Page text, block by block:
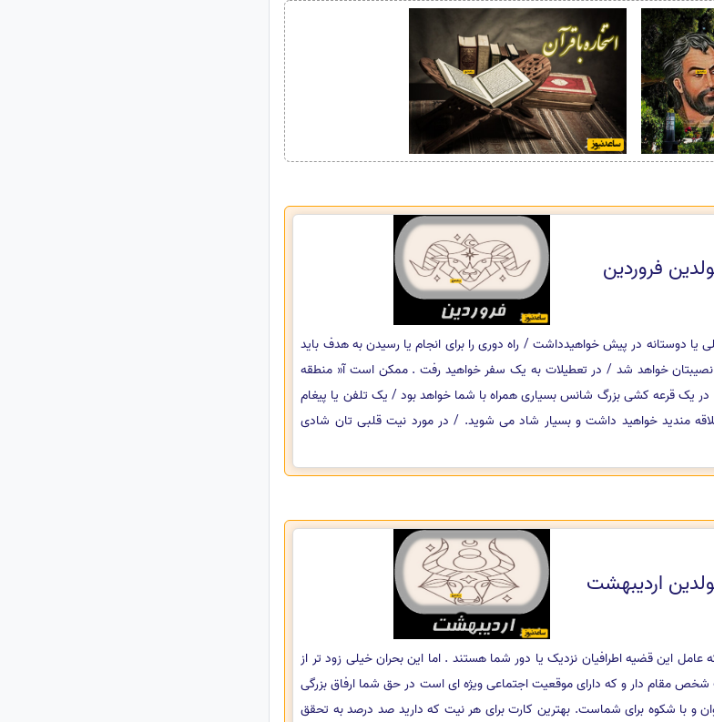
فروردین
دوستانه در پیش خواهیدداشت / راه دوری را برای انجام یا رسیدن به هدف باید
خواهد شد / در تعطیلات به یک سفر خواهید رفت . ممکن است آ« منطقه
یک قرعه کشی بزرگ شانس بسیاری همراه با شما خواهد بود / یک تلفن یا پیغام
مندید خواهید داشت و بسیار شاد می شوید. / در مورد نیت قلبی تان شادی
اردیبهشت
این قضیه اطرافیان نزدیک یا دور شما هستند . اما این بحران خیلی زود تر از
مقام دار و که دارای موقعیت اجتماعی ویژه ای است در حق شما ارفاق بزرگی
و با شکوه برای شماست. بهترین کارت برای هر نیت که دارید صد درصد به تحقق